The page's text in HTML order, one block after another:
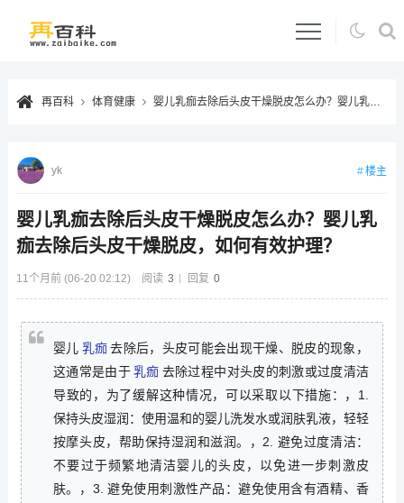
再百科 体育健康 婴儿乳痂去除后头皮干燥脱皮怎么办？婴儿乳痂去除后头皮干燥脱皮，如何有效护理？
婴儿乳痂去除后头皮干燥脱皮怎么办？婴儿乳
痂去除后头皮干燥脱皮，如何有效护理？
11个月前 (06-20 02:12) 阅读 3 回复 0
yk 楼主
婴儿 乳痂 去除后，头皮可能会出现干燥、脱皮的现象，
这通常是由于乳痂 去除过程中对头皮的刺激或过度清洁
导致的，为了缓解这种情况，可以采取以下措施：，1.
保持头皮湿润：使用温和的婴儿洗发水或润肤乳液，轻轻
按摩头皮，帮助保持湿润和滋润。，2. 避免过度清洁：
不要过于频繁地清洁婴儿的头皮，以免进一步刺激皮
肤。，3. 避免使用刺激性产品：避免使用含有酒精、香